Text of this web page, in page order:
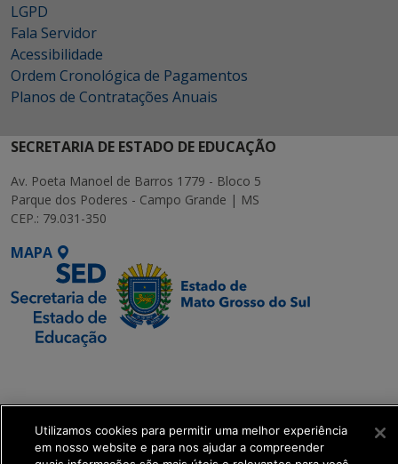
LGPD
Fala Servidor
Acessibilidade
Ordem Cronológica de Pagamentos
Planos de Contratações Anuais
SECRETARIA DE ESTADO DE EDUCAÇÃO
Av. Poeta Manoel de Barros 1779 - Bloco 5
Parque dos Poderes - Campo Grande | MS
CEP.: 79.031-350
MAPA
Transformação Digital
get_footer();
Utilizamos cookies para permitir uma melhor experiência
em nosso website e para nos ajudar a compreender